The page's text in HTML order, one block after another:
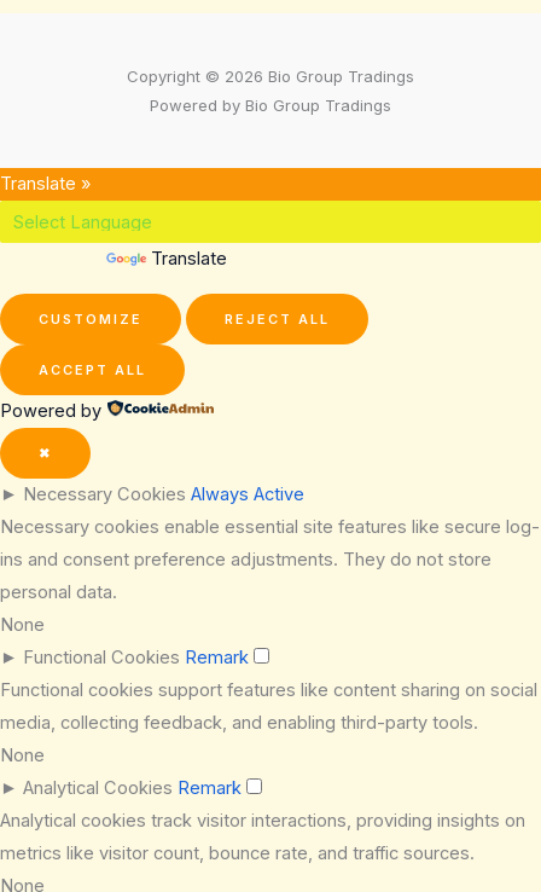
Copyright © 2026 Bio Group Tradings
Powered by Bio Group Tradings
Translate »
Translate
CUSTOMIZE REJECT ALL
ACCEPT ALL
Powered by
✖
► Necessary Cookies Always Active
Necessary cookies enable essential site features like secure log-
ins and consent preference adjustments. They do not store
personal data.
None
► Functional Cookies Remark
Functional cookies support features like content sharing on social
media, collecting feedback, and enabling third-party tools.
None
► Analytical Cookies Remark
Analytical cookies track visitor interactions, providing insights on
metrics like visitor count, bounce rate, and traffic sources.
None